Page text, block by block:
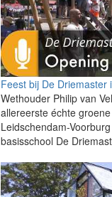
Feest bij De Driemaster
Wethouder Philip van
allereerste échte
Leidschendam-
basisschool De